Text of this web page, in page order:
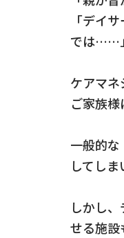
「デイ
では……」
ケアマ
ご家族
一般的
してしま
しかし
せる施設